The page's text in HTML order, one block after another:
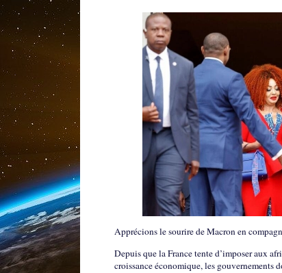
Apprécions le sourire de Macron en
Depuis que la France tente d’imposer aux
croissance économique, les gouvernements